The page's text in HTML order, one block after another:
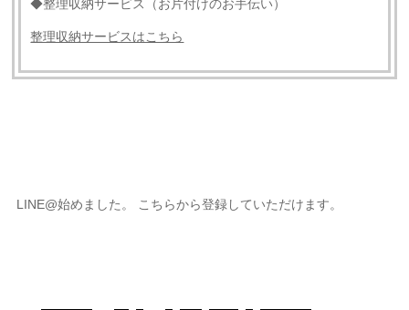
◆整理収納サービス（お片付けのお手伝い）
整理収納サービスはこちら
LINE@始めました。 こちらから登録していただけます。